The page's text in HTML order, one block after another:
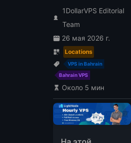
1DollarVPS Editorial
Team
26 мая 2026 г.
Locations
VPS in Bahrain
Bahrain VPS
Около 5 мин